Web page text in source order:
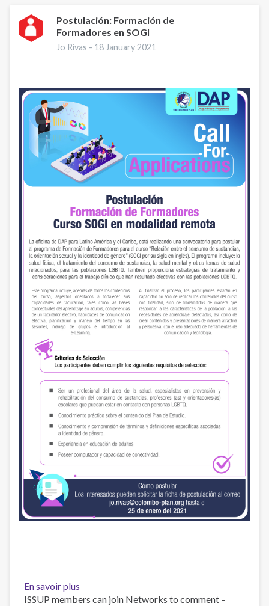
UPC
Coordinadores
Postulación: Formación de
Formadores en SOGI
Jo Rivas - 18 January 2021
En savoir plus
Postulación:
ISSUP members can join Networks to comment –